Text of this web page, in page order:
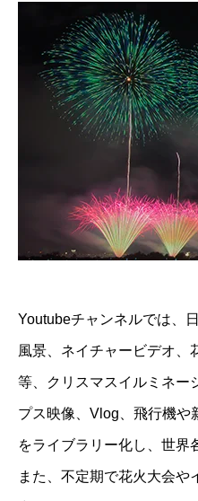
Youtubeチャンネルでは、
風景、ネイチャービデオ、
等、クリスマスイルミネー
プス映像、Vlog、飛行機や
をライブラリー化し、世界
また、不定期で花火大会や